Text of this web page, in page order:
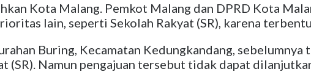
Kota Malang. Pemkot Malang dan DPRD Kota
lain, seperti Sekolah Rakyat (SR), karena
Buring, Kecamatan Kedungkandang,
(SR). Namun pengajuan tersebut tidak dapat